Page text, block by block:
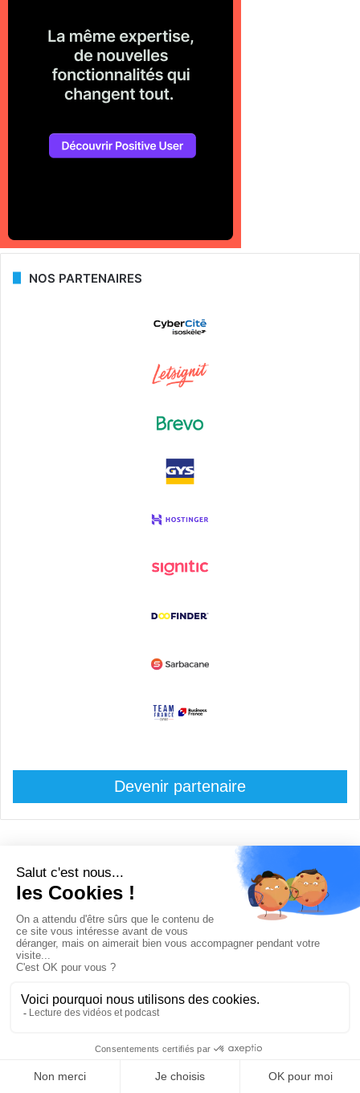
NOS PARTENAIRES
Devenir partenaire
© Copyright 2008 / 2026,
DECODE MEDIA, The Innovation Media
All Rights Reserved
TwitterRSS